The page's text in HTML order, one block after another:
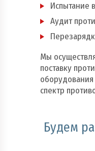
Испытание
Аудит
Мы
поставку
спектр
Будем